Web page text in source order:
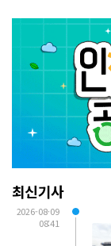
최신기사
2026-08-09
08:41